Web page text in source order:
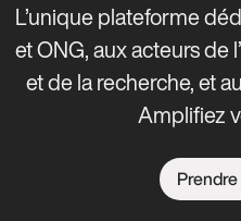
L’unique plateforme
et ONG, aux acteurs de
et de la recherche, et
Amplifiez
Prendre